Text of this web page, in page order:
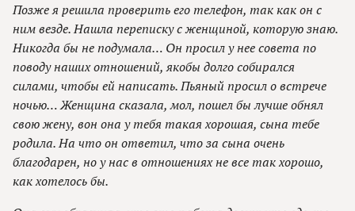
Позже я решила проверить его телефон, так как он с
ним везде. Нашла переписку с женщиной, которую знаю.
Никогда бы не подумала… Он просил у нее совета по
поводу наших отношений, якобы долго собирался
силами, чтобы ей написать. Пьяный просил о встрече
ночью… Женщина сказала, мол, пошел бы лучше обнял
свою жену, вон она у тебя такая хорошая, сына тебе
родила. На что он ответил, что за сына очень
благодарен, но у нас в отношениях не все так хорошо,
как хотелось бы.